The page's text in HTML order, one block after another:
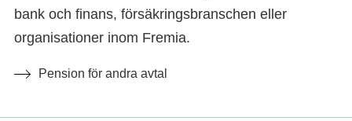
bank och finans, försäkringsbranschen eller
organisationer inom Fremia.
Pension för andra avtal